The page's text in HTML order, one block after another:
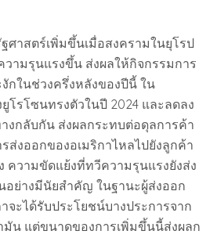
ศาสตร์เพิ่มขึ้นเมื่อสงครามในยุโรป
ามรุนแรงขึ้น ส่งผลให้กิจกรรมการ
กในช่วงครึ่งหลังของปีนี้ ใน
โรโซนทรงตัวในปี 2024 และลดลง
างกลับกัน ส่งผลกระทบต่อดุลการค้า
ส่งออกของอเมริกาไหลไปยังลูกค้า
ความขัดแย้งที่ทวีความรุนแรงยังส่ง
อย่างมีนัยสำคัญ ในฐานะผู้ส่งออก
จะได้รับประโยชน์บางประการจาก
มัน แต่ขนาดของการเพิ่มขึ้นนี้ส่งผลก